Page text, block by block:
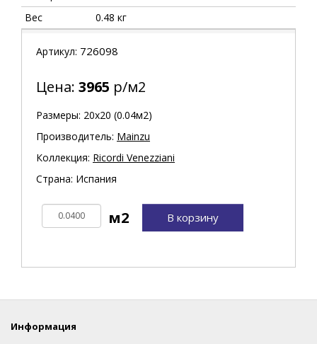
Вес
0.48 кг
Артикул: 726098
Цена: 3965 р/м2
Размеры: 20х20 (0.04м2)
Производитель: Mainzu
Коллекция: Ricordi Venezziani
Страна: Испания
В корзину
Информация